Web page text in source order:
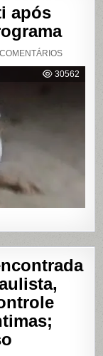
após
EM
MOSTRA
HOMEM
30562